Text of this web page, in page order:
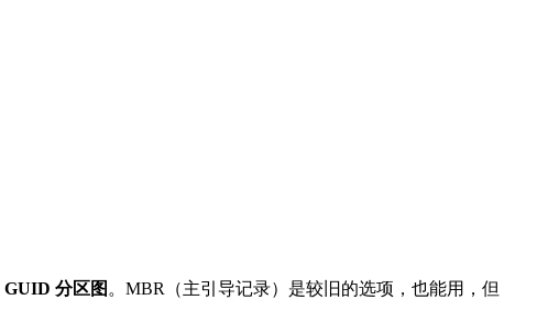
GUID 分区图 。MBR（主引导记录）是较旧的选项，也能用，但